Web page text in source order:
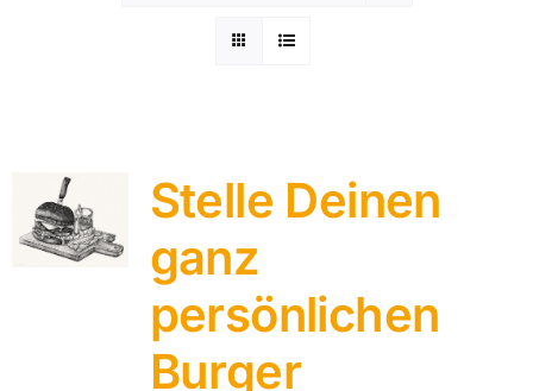
Stelle Deinen
ganz
persönlichen
Burger